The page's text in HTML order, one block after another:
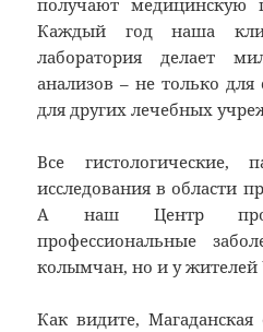
Каждый год наша
лаборатория делает
анализов – не только
для других лечебных
Все гистологические,
исследования в области
А наш Центр
профессиональные
колымчан, но и у жителей
Как видите, Магаданская